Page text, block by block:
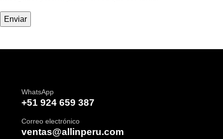
WhatsApp
+51 924 659 387
Correo electrónico
ventas@allinperu.com